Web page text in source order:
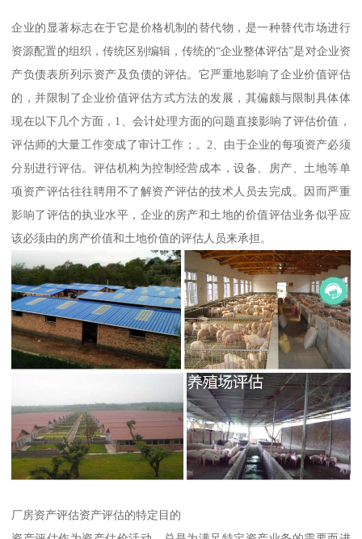
企业的显著标志在于它是价格机制的替代物，是一种替代市场进行
资源配置的组织，传统区别编辑，传统的“企业整体评估”是对企业资
产负债表所列示资产及负债的评估。它严重地影响了企业价值评估
的，并限制了企业价值评估方式方法的发展，其偏颇与限制具体体
现在以下几个方面，1、会计处理方面的问题直接影响了评估价值，
评估师的大量工作变成了审计工作；。2、由于企业的每项资产必须
分别进行评估。评估机构为控制经营成本，设备、房产、土地等单
项资产评估往往聘用不了解资产评估的技术人员去完成。因而严重
影响了评估的执业水平，企业的房产和土地的价值评估业务似乎应
该必须由的房产价值和土地价值的评估人员来承担。
厂房资产评估资产评估的特定目的